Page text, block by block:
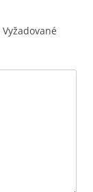
Vyžadované